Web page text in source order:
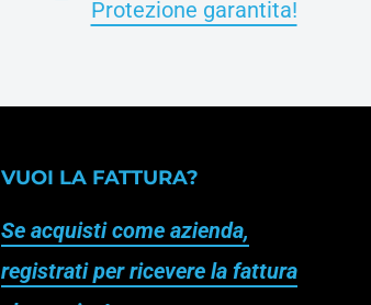
Protezione garantita!
VUOI LA FATTURA?
Se acquisti come azienda,
registrati per ricevere la fattura